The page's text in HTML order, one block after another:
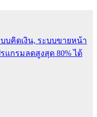
บคิดเงิน, ระบบขายหน้า
แกรมลดสูงสุด 80% ได้